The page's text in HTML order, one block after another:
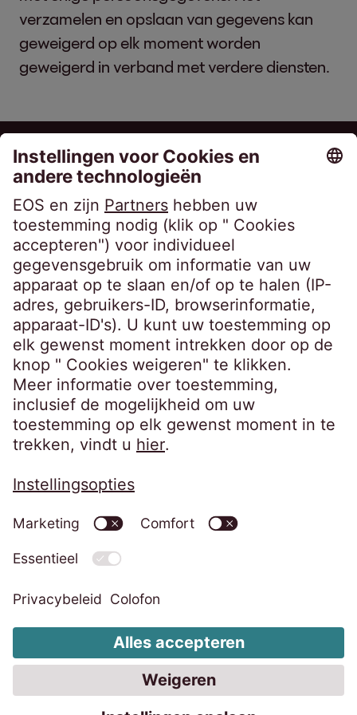
verzamelen en opslaan van gegevens kan
geweigerd op elk moment worden
geweigerd in verband met verdere diensten.
EOS Holding GmbH
Steindamm 71
20099 Hamburg
Germany
crossborder@eos-solutions.com
Bedrijfsgegevens Privacybeleid
Code of Conduct Klokkenluidersregeling
Wijzig de cookie-instellingen